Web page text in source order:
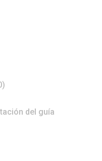
del guía